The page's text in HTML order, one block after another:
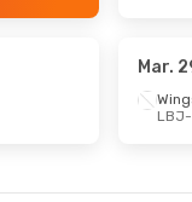
Mar.
LBJ